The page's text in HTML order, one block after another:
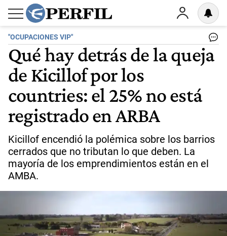
"OCUPACIONES VIP"
Qué hay detrás de la queja
de Kicillof por los
countries: el 25% no está
registrado en ARBA
Kicillof encendió la polémica sobre los barrios
cerrados que no tributan lo que deben. La
mayoría de los emprendimientos están en el
AMBA.